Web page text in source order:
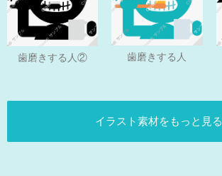
歯磨きする人② 歯磨きする人
イラスト素材をもっと見る